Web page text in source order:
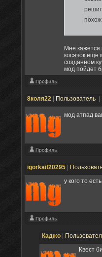
Мне кажется
косячок еще
созданном
мод пойдет
8коля22 Пользователь
мод атпад
igorkaif20295
у кого то
Каджо
Квест